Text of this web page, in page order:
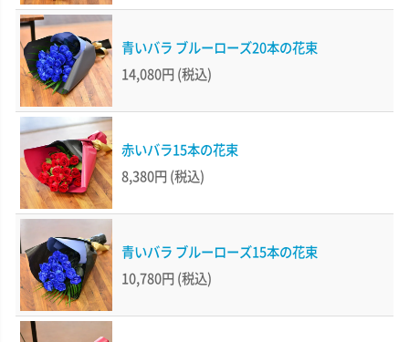
青いバラ ブルーローズ20本の花束
14,080円 (税込)
赤いバラ15本の花束
8,380円 (税込)
青いバラ ブルーローズ15本の花束
10,780円 (税込)